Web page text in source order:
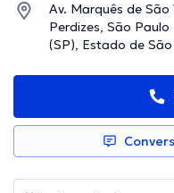
Av. Marquês de
Perdizes, São
(SP), Estado de